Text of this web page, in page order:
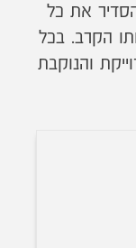
את כל
הקרב. בכל
והנוקבת